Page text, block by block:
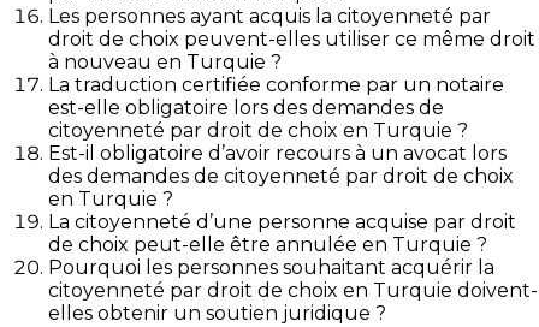
Les personnes ayant acquis la citoyenneté par
droit de choix peuvent-elles utiliser ce même droit
à nouveau en Turquie ?
La traduction certifiée conforme par un notaire
est-elle obligatoire lors des demandes de
citoyenneté par droit de choix en Turquie ?
Est-il obligatoire d’avoir recours à un avocat lors
des demandes de citoyenneté par droit de choix
en Turquie ?
La citoyenneté d’une personne acquise par droit
de choix peut-elle être annulée en Turquie ?
Pourquoi les personnes souhaitant acquérir la
citoyenneté par droit de choix en Turquie doivent-
elles obtenir un soutien juridique ?